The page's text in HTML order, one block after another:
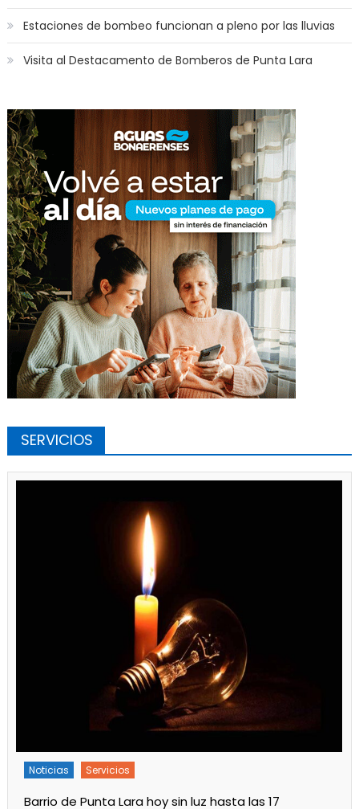
Estaciones de bombeo funcionan a pleno por las lluvias
Visita al Destacamento de Bomberos de Punta Lara
SERVICIOS
Noticias Servicios
Turnos de Farmacias de Julio 2026 en Ensenada